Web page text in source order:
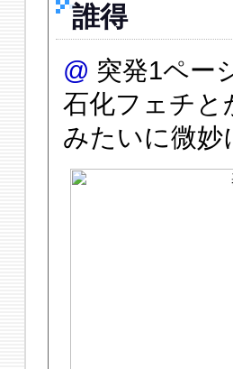
誰得
@ 突発1ペー
石化フェチと
みたいに微妙